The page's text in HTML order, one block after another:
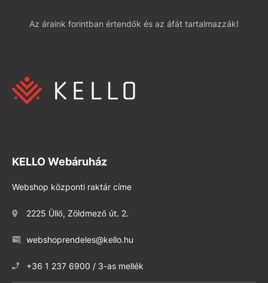
Az áraink forintban értendők és az áfát tartalmazzák!
KELLO Webáruház
Webshop központi raktár címe
2225 Üllő, Zöldmező út. 2.
webshoprendeles@kello.hu
+36 1 237 6900 / 3-as mellék